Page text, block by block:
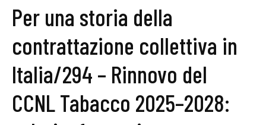
Per una storia della
contrattazione collettiva in
Italia/294 – Rinnovo del
CCNL Tabacco 2025–2028: